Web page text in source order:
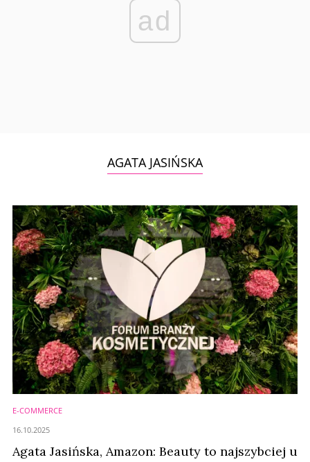
ad
AGATA JASIŃSKA
E-COMMERCE
Agata Jasińska, Amazon: Beauty to najszybciej u
16.10.2025